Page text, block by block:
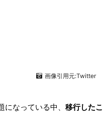
画像引用元:Twitter
なっている中、 移行したこ